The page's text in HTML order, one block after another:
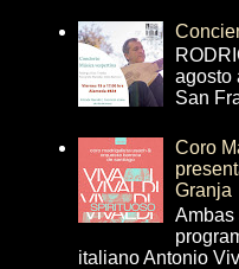
agosto
San
Coro
Granja
Ambas
italiano Antonio